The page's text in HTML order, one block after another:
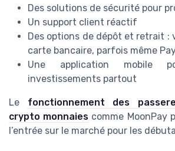
Des solutions de sécurité pour
Un support client réactif
Des options de dépôt et retrait :
carte bancaire, parfois même
Une application mobile
investissements partout
Le fonctionnement des
crypto monnaies comme MoonPay
l’entrée sur le marché pour les